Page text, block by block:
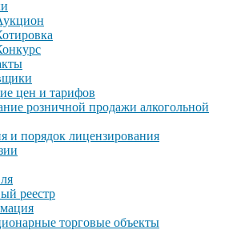
цен и тарифов
розничной продажи алкогольной
и порядок лицензирования
реестр
торговые объекты